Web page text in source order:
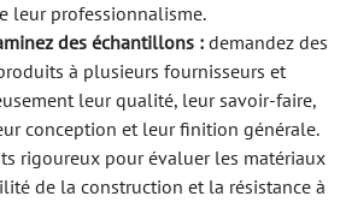
leur professionnalisme.
des échantillons : demandez des
à plusieurs fournisseurs et
leur qualité, leur savoir-faire,
conception et leur finition générale.
rigoureux pour évaluer les matériaux
de la construction et la résistance à